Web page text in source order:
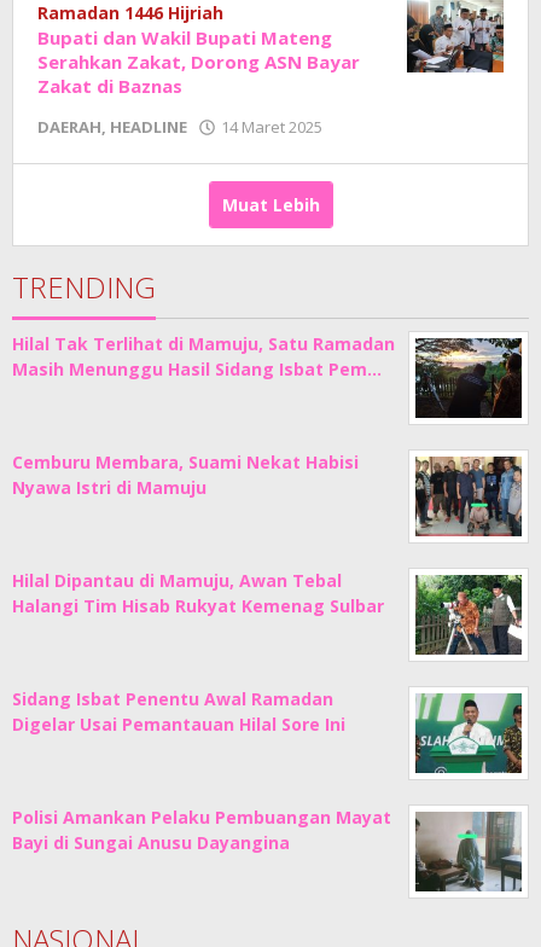
Ramadan 1446 Hijriah
Bupati dan Wakil Bupati Mateng
Serahkan Zakat, Dorong ASN Bayar
Zakat di Baznas
DAERAH, HEADLINE 14 Maret 2025
Junaedi
Muat Lebih
TRENDING
Hilal Tak Terlihat di Mamuju, Satu Ramadan
Masih Menunggu Hasil Sidang Isbat Pem…
Cemburu Membara, Suami Nekat Habisi
Nyawa Istri di Mamuju
Hilal Dipantau di Mamuju, Awan Tebal
Halangi Tim Hisab Rukyat Kemenag Sulbar
Sidang Isbat Penentu Awal Ramadan
Digelar Usai Pemantauan Hilal Sore Ini
Polisi Amankan Pelaku Pembuangan Mayat
Bayi di Sungai Anusu Dayangina